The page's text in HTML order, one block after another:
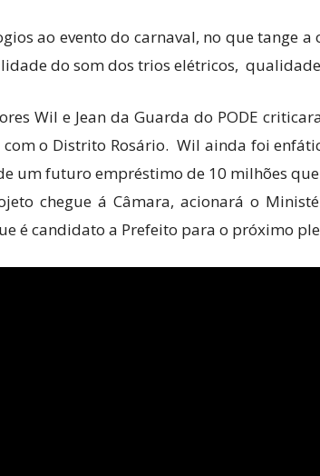
ao evento do carnaval, no que tange
do som dos trios elétricos,
Wil e Jean da Guarda do PODE
o Distrito Rosário. Wil ainda foi
um futuro empréstimo de 10 milhões
chegue á Câmara, acionará o
é candidato a Prefeito para o próximo